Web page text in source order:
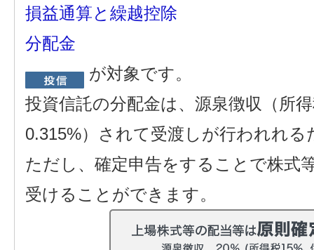
損益通算と繰越控除
分配金
が対象です。
投資信託の分配金は、源泉徴収（所
0.315%）されて受渡しが行われれる
ただし、確定申告をすることで株式
受けることができます。